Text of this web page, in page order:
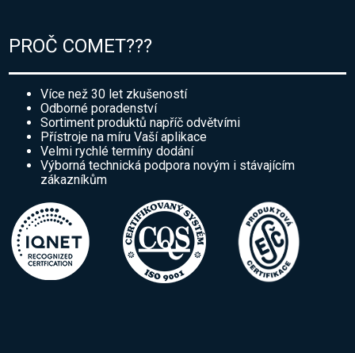
PROČ COMET???
Více než 30 let zkušeností
Odborné poradenství
Sortiment produktů napříč odvětvími
Přístroje na míru Vaší aplikace
Velmi rychlé termíny dodání
Výborná technická podpora novým i stávajícím
zákazníkům